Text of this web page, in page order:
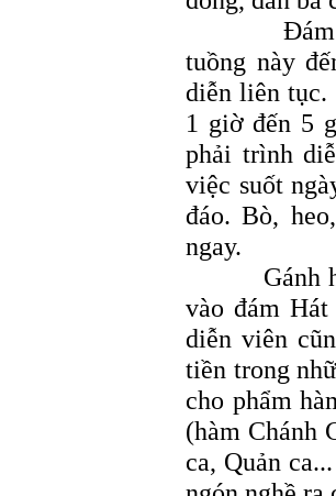
Ðám hát
tuồng này
diễn liên tục.
1 giờ đến 5
phải trình
việc suốt
đáo. Bò,
ngay.
Gánh hát
vào đám
diễn viên
tiền trong
cho phẩm
(hàm Chánh
ca, Quản